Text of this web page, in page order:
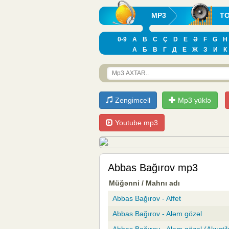
MP3
0-9 A B C Ç D E Ə F G
H
А
Б В Г Д Е Ж З И К
Zengimcell Mp3 yüklə
Youtube mp3
Abbas Bağırov mp3
Müğənni / Mahnı adı
Abbas Bağırov - Affet
Abbas Bağırov - Aləm gözəl